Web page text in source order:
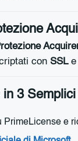
con SSLe
3
e